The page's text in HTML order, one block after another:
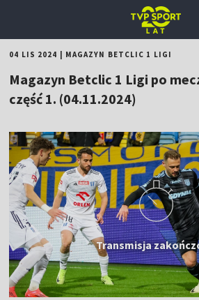
04 LIS 2024 MAGAZYN BETCLIC 1 LIGI
Magazyn Betclic 1 Ligi po
część 1. (04.11.2024)
Transmisja